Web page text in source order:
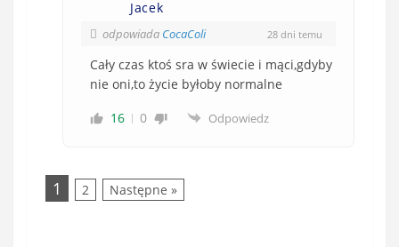
Jacek
odpowiada CocaColi 28 dni temu
Cały czas ktoś sra w świecie i mąci,gdyby
nie oni,to życie byłoby normalne
16
0 Odpowiedz
1 2 Następne »